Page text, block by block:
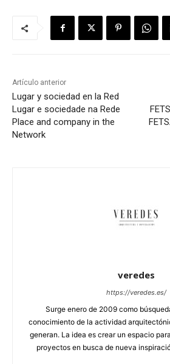
Artículo anterior
Lugar y sociedad en la Red
Lugar e sociedade na Rede
Place and company in the
Network
veredes
https://veredes.es/
Surge enero de 2009 como
conocimiento de la actividad
generan. La idea es crear un espacio
proyectos en busca de nueva